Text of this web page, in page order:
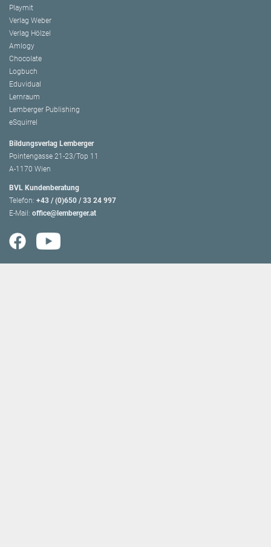
Playmit
Verlag Weber
Verlag Hölzel
Amlogy
Chocolate
Logbuch
Eduvidual
Lernraum
Lemberger Publishing
eSquirrel
Bildungsverlag Lemberger
Pointengasse 21-23/Top 11
A-1170 Wien
BVL Kundenberatung
Telefon: +43 / (0)650 / 33 24 997
E-Mail: office@lemberger.at